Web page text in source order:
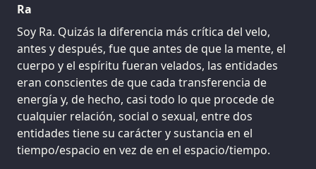
Ra
Soy Ra. Quizás la diferencia más crítica del velo,
antes y después, fue que antes de que la mente, el
cuerpo y el espíritu fueran velados, las entidades
eran conscientes de que cada transferencia de
energía y, de hecho, casi todo lo que procede de
cualquier relación, social o sexual, entre dos
entidades tiene su carácter y sustancia en el
tiempo/espacio en vez de en el espacio/tiempo.